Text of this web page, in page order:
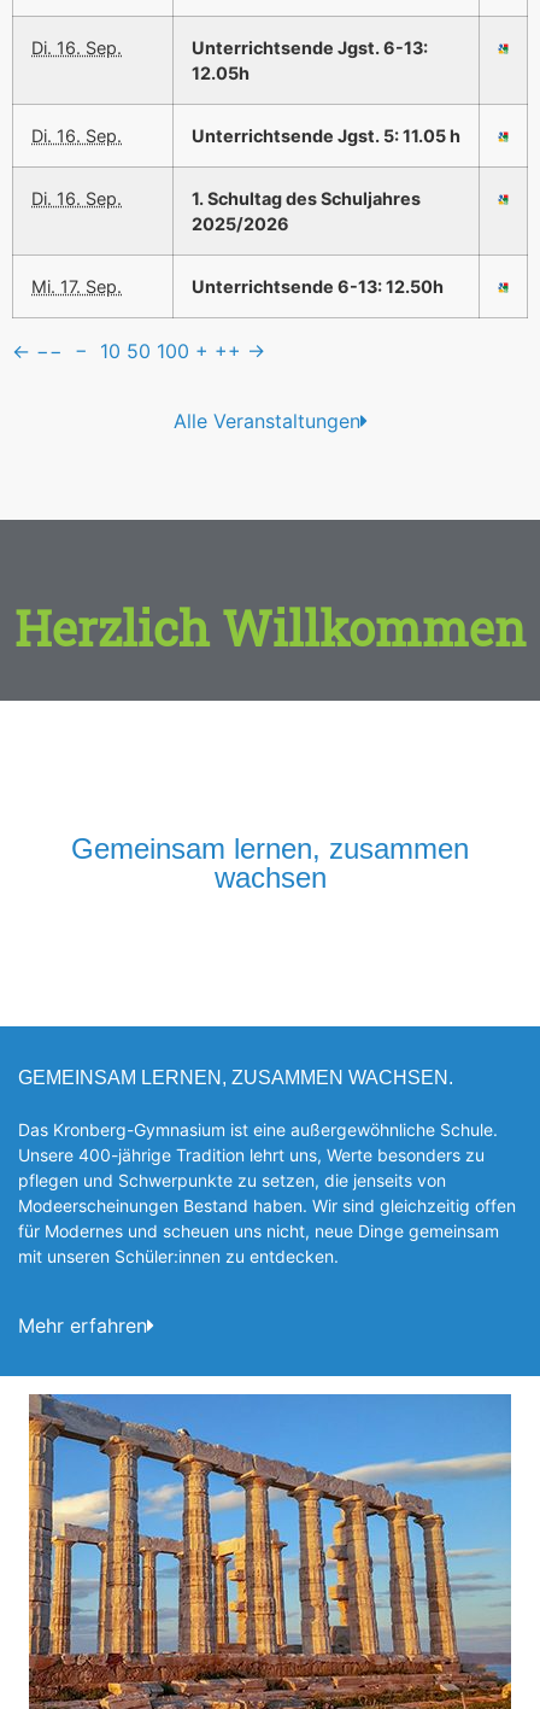
Di. 16. Sep.
Unterrichtsende Jgst. 6-13:
12.05h
Di. 16. Sep. Unterrichtsende Jgst. 5: 11.05 h
Di. 16. Sep.
1. Schultag des Schuljahres
2025/2026
Mi. 17. Sep. Unterrichtsende 6-13: 12.50h
← −− − 10 50 100 + ++ →
Alle Veranstaltungen
Herzlich Willkommen
Gemeinsam lernen, zusammen
wachsen
GEMEINSAM LERNEN, ZUSAMMEN WACHSEN.
Das Kronberg-Gymnasium ist eine außergewöhnliche Schule.
Unsere 400-jährige Tradition lehrt uns, Werte besonders zu
pflegen und Schwerpunkte zu setzen, die jen­seits von
Modeerscheinungen Be­stand haben. Wir sind gleichzeitig offen
für Modernes und scheuen uns nicht, neue Dinge gemeinsam
mit unseren Schüler:innen zu entde­cken.
Mehr erfahren